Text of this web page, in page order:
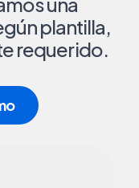
plantilla,
requerido.